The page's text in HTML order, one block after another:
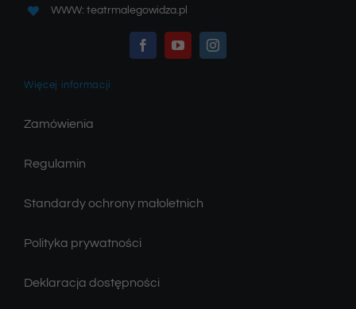
WWW: teatrmalegowidza.pl
Więcej informacji
Zamówienia
Regulamin
Standardy ochrony małoletnich
Polityka prywatności
Deklaracja dostępności